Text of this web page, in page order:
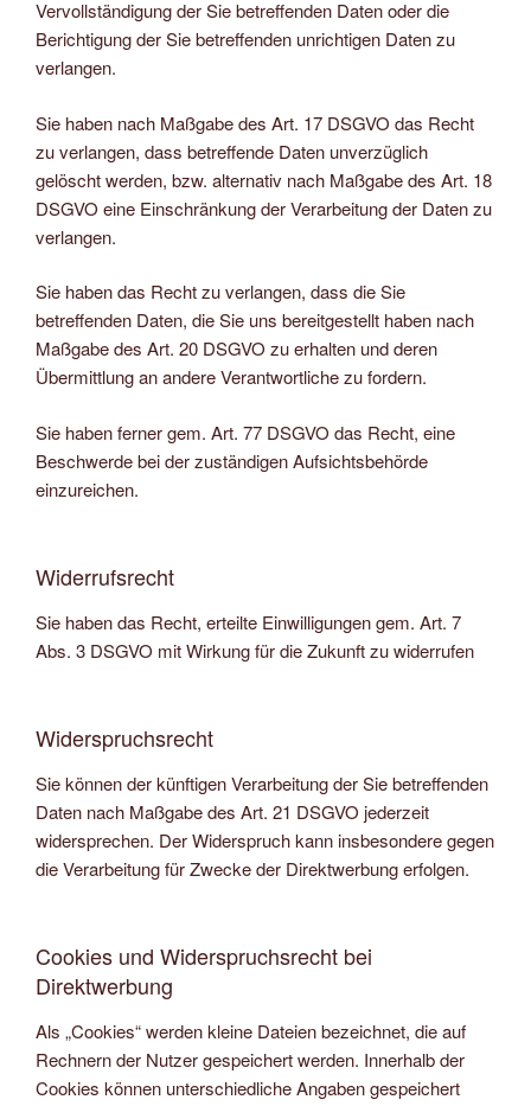
Vervollständigung der Sie betreffenden Daten oder die
Berichtigung der Sie betreffenden unrichtigen Daten zu
verlangen.
Sie haben nach Maßgabe des Art. 17 DSGVO das Recht
zu verlangen, dass betreffende Daten unverzüglich
gelöscht werden, bzw. alternativ nach Maßgabe des Art. 18
DSGVO eine Einschränkung der Verarbeitung der Daten zu
verlangen.
Sie haben das Recht zu verlangen, dass die Sie
betreffenden Daten, die Sie uns bereitgestellt haben nach
Maßgabe des Art. 20 DSGVO zu erhalten und deren
Übermittlung an andere Verantwortliche zu fordern.
Sie haben ferner gem. Art. 77 DSGVO das Recht, eine
Beschwerde bei der zuständigen Aufsichtsbehörde
einzureichen.
Widerrufsrecht
Sie haben das Recht, erteilte Einwilligungen gem. Art. 7
Abs. 3 DSGVO mit Wirkung für die Zukunft zu widerrufen
Widerspruchsrecht
Sie können der künftigen Verarbeitung der Sie betreffenden
Daten nach Maßgabe des Art. 21 DSGVO jederzeit
widersprechen. Der Widerspruch kann insbesondere gegen
die Verarbeitung für Zwecke der Direktwerbung erfolgen.
Cookies und Widerspruchsrecht bei
Direktwerbung
Als „Cookies“ werden kleine Dateien bezeichnet, die auf
Rechnern der Nutzer gespeichert werden. Innerhalb der
Cookies können unterschiedliche Angaben gespeichert